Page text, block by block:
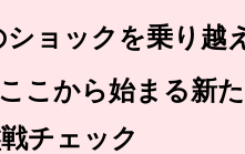
ョックを乗り越
こから始まる新
チェック